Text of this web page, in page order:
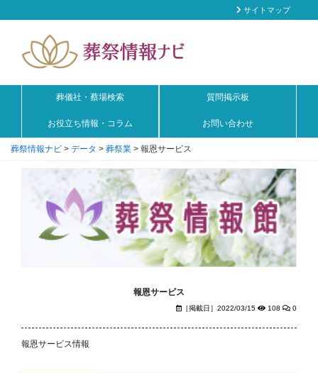
サイトマップ
葬儀社・蔡場検索 質問掲示板
お役立ち情報・コラム お問い合わせ
葬祭情報ナビ > データ > 葬祭業 > 報恩サービス
報恩サービス
［掲載日］2022/03/15 108 0
報恩サービス情報